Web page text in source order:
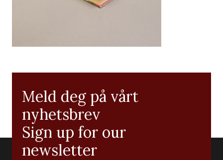
Meld deg på vårt
nyhetsbrev
Sign up for our
newsletter